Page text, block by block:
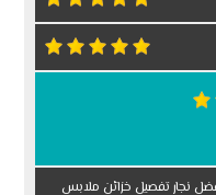
نجار تفصيل خزائن ملابس